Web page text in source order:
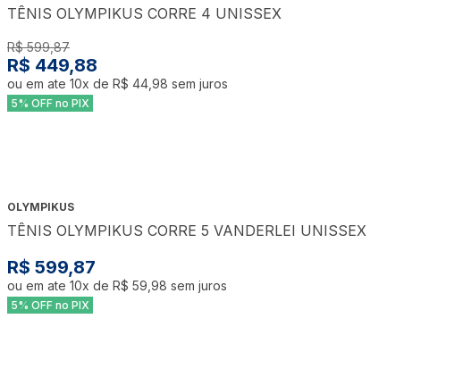
TÊNIS OLYMPIKUS CORRE 4 UNISSEX
R$ 599,87
R$ 449,88
ou em ate 10x de R$ 44,98 sem juros
5% OFF no PIX
OLYMPIKUS
TÊNIS OLYMPIKUS CORRE 5 VANDERLEI UNISSEX
R$ 599,87
ou em ate 10x de R$ 59,98 sem juros
5% OFF no PIX